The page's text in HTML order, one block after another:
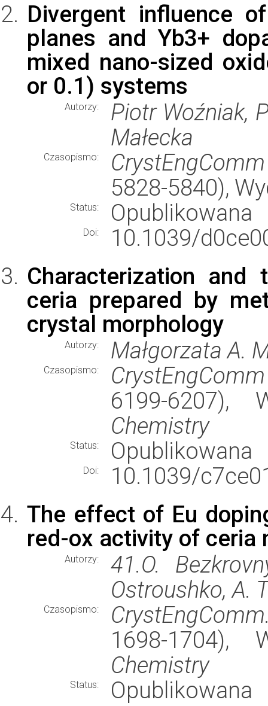
Divergent influence
planes and Yb3+
mixed nano-sized
or 0.1) systems
Autorzy:
Piotr Woźniak,
Małecka
Czasopismo: CrystEngComm
5828-5840),
Status: Opublikowana
Doi:
10.1039/
Characterization
ceria prepared by
crystal morphology
Autorzy: Małgorzata A.
Czasopismo: CrystEngComm
6199-6207),
Chemistry
Status: Opublikowana
Doi:
10.1039/
The effect of Eu
red-ox activity of ceria
Autorzy:
41.O.
Ostroushko, A.
Czasopismo:
1698-1704),
Chemistry
Status: Opublikowana